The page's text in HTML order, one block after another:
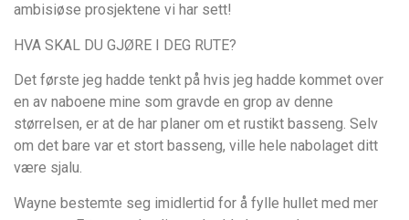
ambisiøse prosjektene vi har sett!
HVA SKAL DU GJØRE I DEG RUTE?
Det første jeg hadde tenkt på hvis jeg hadde kommet over
en av naboene mine som gravde en grop av denne
størrelsen, er at de har planer om et rustikt basseng. Selv
om det bare var et stort basseng, ville hele nabolaget ditt
være sjalu.
Wayne bestemte seg imidlertid for å fylle hullet med mer